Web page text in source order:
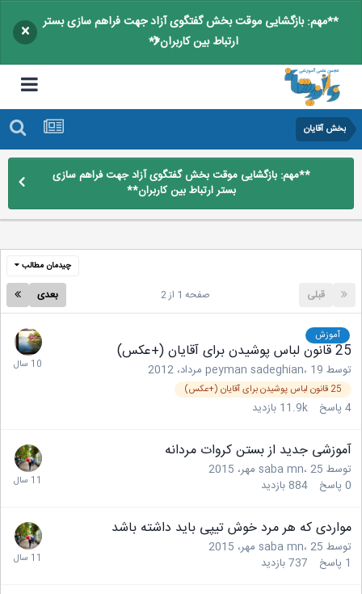
**مهم: بازگشایی موقت بخش گفتگوی آزاد جهت فراهم سازی بستر
ارتباط بین کاربران**
×
بخش آقایان
**مهم: بازگشایی موقت بخش گفتگوی آزاد جهت فراهم سازی
بستر ارتباط بین کاربران**
چیدمان مطالب
قبلی بعدی صفحه 1 از 2
آموزش
25 قانون لباس پوشیدن برای آقایان (+عکس)
توسط peyman sadeghian ،19 مرداد، 2012
25 قانون لباس پوشیدن برای آقایان (+عکس)
4پاسخ 11.9k بازدید
آموزشی جدید از بستن کروات مردانه
توسط saba mn ،25 مهر، 2015
0پاسخ 884 بازدید
مواردی که هر مرد خوش تیپی باید داشته باشد
توسط saba mn ،25 مهر، 2015
پاسخ 737بازدید